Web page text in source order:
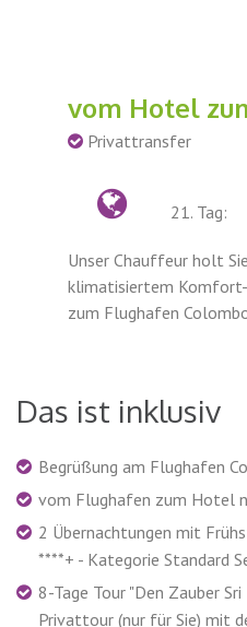
vom Hotel
Privattransfer
21. Tag:
Unser Chauffeur holt
klimatisiertem
zum Flughafen
Das ist inklusiv
Begrüßung am Flughafen
vom Flughafen zum Hotel
2 Übernachtungen mit
****+ - Kategorie Standard
8-Tage Tour "Den Zauber
Privattour (nur für Sie) mit